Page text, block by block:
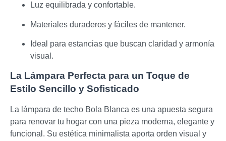
Luz equilibrada y confortable.
Materiales duraderos y fáciles de mantener.
Ideal para estancias que buscan claridad y armonía
visual.
La Lámpara Perfecta para un Toque de
Estilo Sencillo y Sofisticado
La lámpara de techo Bola Blanca es una apuesta segura
para renovar tu hogar con una pieza moderna, elegante y
funcional. Su estética minimalista aporta orden visual y